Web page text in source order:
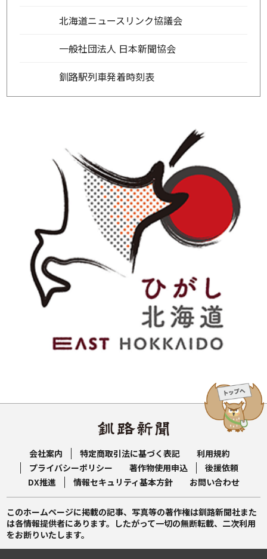
北海道ニュースリンク協議会
一般社団法人 日本新聞協会
釧路駅列車発着時刻表
会社案内 特定商取引法に基づく表記
利用規約
プライバシーポリシー
著作物使用申込
後援依頼
DX推進
情報セキュリティ基本方針 お問い合わせ
このホームページに掲載の記事、写真等の著作権は釧路新聞社また
は各情報提供者にあります。したがって一切の無断転載、二次利用
をお断りいたします。